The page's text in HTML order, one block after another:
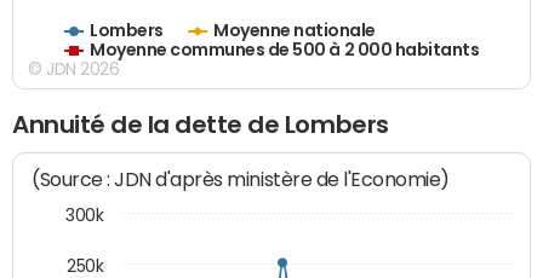
Lombers
Moyenne nationale
Moyenne communes de 500 à 2 000 habitants
© JDN 2026
Annuité de la dette de Lombers
(Source : JDN d'après ministère de l'Economie)
250k
300k